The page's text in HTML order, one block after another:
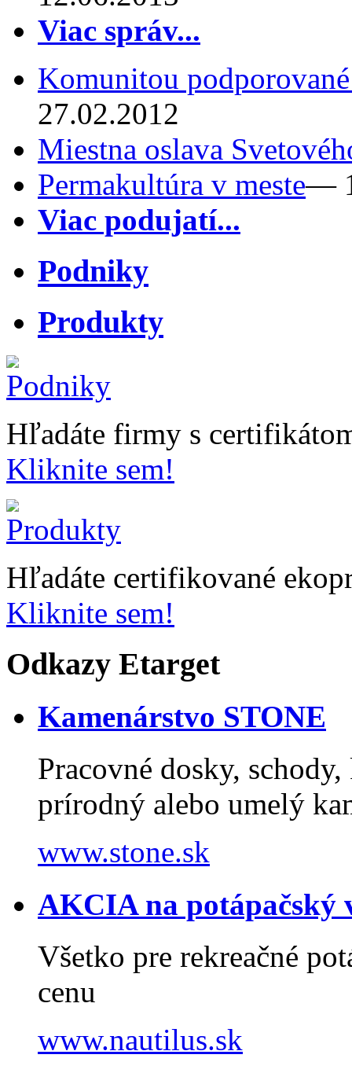
Viac správ...
Komunitou
27.02.2012
Miestna oslava
Permakultúra v meste—
Viac podujatí...
Podniky
Produkty
Hľadáte firmy s
Kliknite sem!
Hľadáte certifikované
Kliknite sem!
Odkazy Etarget
Kamenárstvo STONE
Pracovné dosky,
prírodný alebo umelý
www.stone.sk
AKCIA na potápačský
Všetko pre rekreačné
cenu
www.nautilus.sk